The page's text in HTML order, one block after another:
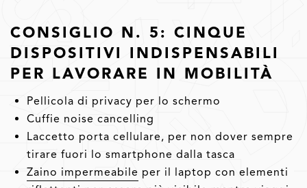
CONSIGLIO N. 5: CINQUE
DISPOSITIVI INDISPENSABILI
PER LAVORARE IN MOBILITÀ
Pellicola di privacy per lo schermo
Cuffie noise cancelling
Laccetto porta cellulare, per non dover sempre
tirare fuori lo smartphone dalla tasca
Zaino impermeabile per il laptop con elementi